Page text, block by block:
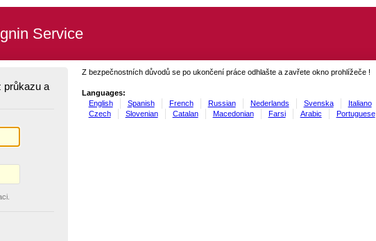
Service
průkazu a
Z bezpečnostních důvodů se po ukončení práce odhlašte a zavřete okno prohlížeče !
Languages:
English
Spanish French Russian Nederlands Svenska Italiano
Czech
Slovenian Catalan Macedonian Farsi Arabic Portuguese